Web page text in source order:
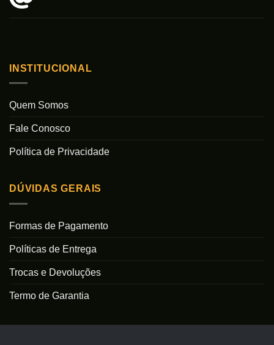
INSTITUCIONAL
Quem Somos
Fale Conosco
Política de Privacidade
DÚVIDAS GERAIS
Formas de Pagamento
Políticas de Entrega
Trocas e Devoluções
Termo de Garantia